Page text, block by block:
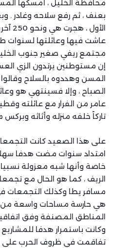
محافظة الخليل ، أمسكها
عاشت فيها وعائلتها لسنوات
مجتمع ريفي صغير جنوب
إن مستوطنين يرتدون الزي
المسن وهددوه بالسلاح
الصباح ، وإلا فسينتهي هو
عامر من الفرار مع عائلته
تاركاً خلفه منزله وأثاثه وبركس
على هذا الصعيد كانت
امتداد سنوات مضت هدفا
خاصة وأنها شبه معزولة
الريف ، كما هو الحال مع
مسافر يطا وكذلك التجمعات
هي حارسة مساحات واسعة من
المناطق المصنفة وفق
وكانت باستمرار هدفا للمشاريع
تفاقمت في ظروف الحرب على